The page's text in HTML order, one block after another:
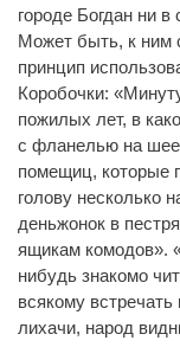
городе Богдан ни
Может быть, к ним
принцип
Коробочки:
пожилых лет, в
с фланелью на
помещиц, которые
голову несколько
деньжонок в
ящикам комодов».
нибудь знакомо
всякому
лихачи, народ